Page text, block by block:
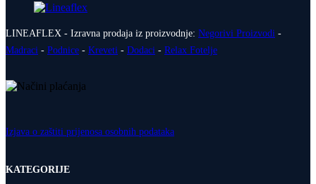
LINEAFLEX - Izravna prodaja iz proizvodnje: Negorivi Proizvodi -
Madraci - Podnice - Kreveti - Dodaci - Relax Fotelje
Izjava o zaštiti prijenosa osobnih podataka
KATEGORIJE